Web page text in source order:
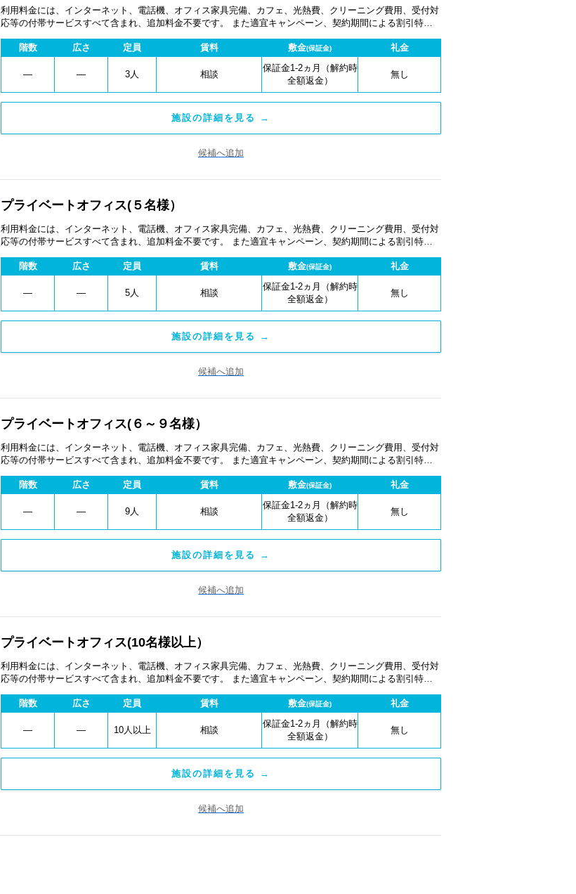
利用料金には、インターネット、電話機、オフィス家具完備、カフェ、光熱費、クリーニング費用、受付対
応等の付帯サービスすべて含まれ、追加料金不要です。 また適宜キャンペーン、契約期間による割引特典
階数
広さ 定員 賃料 敷金(保証金) 礼金
― ― 3人 相談
保証金1-2ヵ月（解約時
全額返金）
無し
施設の詳細を見る →
候補へ追加
プライベートオフィス(５名様）
利用料金には、インターネット、電話機、オフィス家具完備、カフェ、光熱費、クリーニング費用、受付対
応等の付帯サービスすべて含まれ、追加料金不要です。 また適宜キャンペーン、契約期間による割引特典
階数
広さ 定員 賃料 敷金(保証金) 礼金
― ― 5人 相談
保証金1-2ヵ月（解約時
全額返金）
無し
施設の詳細を見る →
候補へ追加
プライベートオフィス(６～９名様）
利用料金には、インターネット、電話機、オフィス家具完備、カフェ、光熱費、クリーニング費用、受付対
応等の付帯サービスすべて含まれ、追加料金不要です。 また適宜キャンペーン、契約期間による割引特典
階数
広さ 定員 賃料 敷金(保証金) 礼金
― ― 9人 相談
保証金1-2ヵ月（解約時
全額返金）
無し
施設の詳細を見る →
候補へ追加
プライベートオフィス(10名様以上）
利用料金には、インターネット、電話機、オフィス家具完備、カフェ、光熱費、クリーニング費用、受付対
応等の付帯サービスすべて含まれ、追加料金不要です。 また適宜キャンペーン、契約期間による割引特典
階数
広さ 定員 賃料 敷金(保証金) 礼金
― ― 10人以上 相談
保証金1-2ヵ月（解約時
全額返金）
無し
施設の詳細を見る →
候補へ追加